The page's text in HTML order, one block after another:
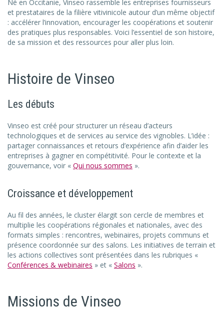
Né en Occitanie, Vinseo rassemble les entreprises fournisseurs
et prestataires de la filière vitivinicole autour d’un même objectif
: accélérer l’innovation, encourager les coopérations et soutenir
des pratiques plus responsables. Voici l’essentiel de son histoire,
de sa mission et des ressources pour aller plus loin.
Histoire de Vinseo
Les débuts
Vinseo est créé pour structurer un réseau d’acteurs
technologiques et de services au service des vignobles. L’idée :
partager connaissances et retours d’expérience afin d’aider les
entreprises à gagner en compétitivité. Pour le contexte et la
gouvernance, voir « Qui nous sommes ».
Croissance et développement
Au fil des années, le cluster élargit son cercle de membres et
multiplie les coopérations régionales et nationales, avec des
formats simples : rencontres, webinaires, projets communs et
présence coordonnée sur des salons. Les initiatives de terrain et
les actions collectives sont présentées dans les rubriques «
Conférences & webinaires » et « Salons ».
Missions de Vinseo